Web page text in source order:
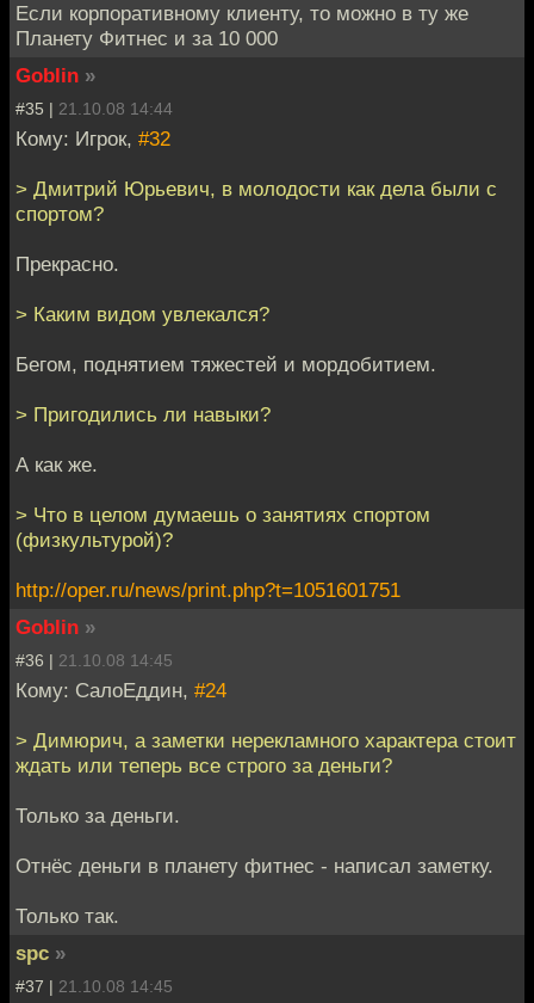
Если корпоративному клиенту, то можно в ту же
Планету Фитнес и за 10 000
Goblin »
#35 | 21.10.08 14:44
Кому: Игрок, #32
> Дмитрий Юрьевич, в молодости как дела были с
спортом?
Прекрасно.
> Каким видом увлекался?
Бегом, поднятием тяжестей и мордобитием.
> Пригодились ли навыки?
А как же.
> Что в целом думаешь о занятиях спортом
(физкультурой)?
http://oper.ru/news/print.php?t=1051601751
Goblin »
#36 | 21.10.08 14:45
Кому: СалоЕддин, #24
> Димюрич, а заметки нерекламного характера стоит
ждать или теперь все строго за деньги?
Только за деньги.
Отнёс деньги в планету фитнес - написал заметку.
Только так.
spc »
#37 | 21.10.08 14:45